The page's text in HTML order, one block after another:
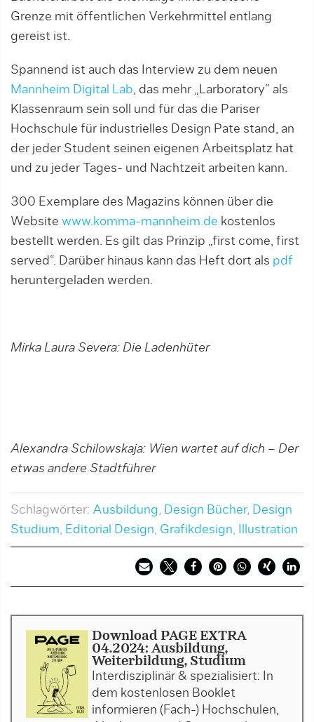
Grenze mit öffentlichen Verkehrmittel entlang
gereist ist.
Spannend ist auch das Interview zu dem neuen
Mannheim Digital Lab, das mehr „Larboratory“ als
Klassenraum sein soll und für das die Pariser
Hochschule für industrielles Design Pate stand, an
der jeder Student seinen eigenen Arbeitsplatz hat
und zu jeder Tages- und Nachtzeit arbeiten kann.
300 Exemplare des Magazins können über die
Website www.komma-mannheim.de kostenlos
bestellt werden. Es gilt das Prinzip „first come, first
served“. Darüber hinaus kann das Heft dort als pdf
heruntergeladen werden.
Mirka Laura Severa: Die Ladenhüter
Alexandra Schilowskaja: Wien wartet auf dich – Der
etwas andere Stadtführer
Schlagwörter: Ausbildung, Design Bücher, Design
Studium, Editorial Design, Grafikdesign, Illustration
Download PAGE EXTRA
04.2024: Ausbildung,
Weiterbildung, Studium
Interdisziplinär & spezialisiert: In
dem kostenlosen Booklet
informieren (Fach-) Hochschulen,